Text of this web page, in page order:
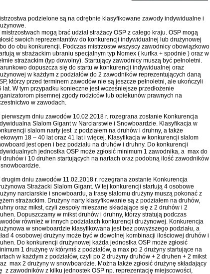
podzielone są na odrębnie klasyfikowane zawody indywidualne i
mistrzostwach mogą brać udział strażacy OSP z całego kraju. OSP mogą
swoich reprezentantów do konkurencji indywidualnej lub drużynowej
do obu konkurencji. Podczas mistrzostw wszyscy zawodnicy obowiązkowo
w strażackim ubraniu specjalnym typ Nomex ( kurtka + spodnie ) oraz w
strażackim (typ dowolny). Startujący zawodnicy muszą być pełnoletni.
dopuszcza się do startu w konkurencji indywidualnej oraz
w każdym z podziałów do 2 zawodników reprezentujących daną
którzy przed terminem zawodów nie są jeszcze pełnoletni, ale ukończyli
lat. W tym przypadku konieczne jest wcześniejsze przedłożenie
pisemnej zgody rodziców lub opiekunów prawnych na
w zawodach.
pierwszym dniu zawodów 10.02.2018 r. rozegrana zostanie Konkurencja
Slalom Gigant w Narciarstwie i Snowboardzie. Klasyfikacja w
slalom narty jest z podziałem na druhów i druhny, a także
18 – 40 lat oraz 41 lat i więcej. Klasyfikacja w konkurencji slalom
jest open i bez podziału na druhów i druhny. Do konkurencji
jednostka OSP może zgłosić minimum 1 zawodnika, a max do
druhów i 10 druhen startujących na nartach oraz podobną ilość zawodników
snowboardzie.
drugim dniu zawodów 11.02.2018 r. rozegrana zostanie Konkurencja
Strażacki Slalom Gigant. W tej konkurencji startują 4 osobowe
narciarskie i snowboardu, a trasę slalomu drużyny muszą pokonać z
strażackim. Drużyny narty klasyfikowanie są z podziałem na druhów,
oraz mikst, czyli zespoły mieszane składające się z 2 druhów i 2
Dopuszczamy w mikst druhów i druhny, którzy stratują podczas
również w innych podziałach konkurencji drużynowej. Konkurencja
w snowboardzie klasyfikowana jest bez powyższego podziału, a
4 osobowej drużyny może być w dowolnej kombinacji ilościowej druhów i
Do konkurencji drużynowej każda jednostka OSP może zgłosić
1 drużynę w którymś z podziałów, a max po 2 drużyny startujące na
w każdym z podziałów, czyli po 2 drużyny druhów + 2 druhen + 2 mikst
max 2 drużyny w snowboardzie. Można także zgłosić drużynę składający
z zawodników z kilku jednostek OSP np. reprezentację miejscowości,